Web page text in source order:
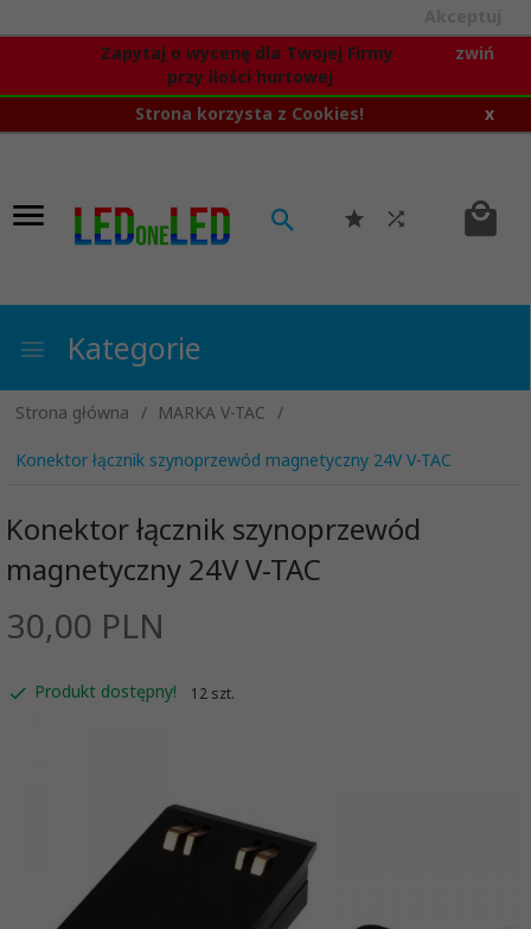
Zapytaj o wycenę dla Twojej Firmy
przy ilości hurtowej
zwiń
Strona korzysta z Cookies! x
Kategorie
Strona główna MARKA V-TAC
Konektor łącznik szynoprzewód magnetyczny 24V V-TAC
Konektor łącznik szynoprzewód
magnetyczny 24V V-TAC
30,00 PLN
Produkt dostępny! 12 szt.